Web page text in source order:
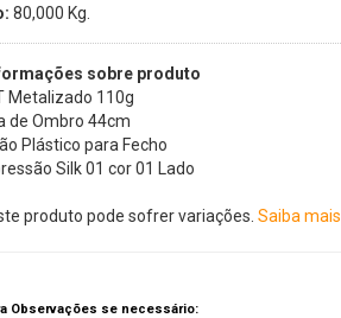
80,000 Kg.
sobre produto
Metalizado 110g
de Ombro 44cm
Plástico para Fecho
Silk 01 cor 01 Lado
produto pode sofrer variações. Saiba mais
Observações se necessário: